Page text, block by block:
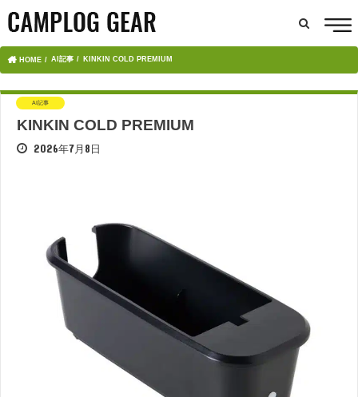
HOME AI記事 KINKIN COLD PREMIUM
AI記事
KINKIN COLD PREMIUM
2026年7月8日